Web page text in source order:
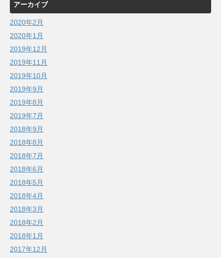
アーカイブ
2020年2月
2020年1月
2019年12月
2019年11月
2019年10月
2019年9月
2019年8月
2019年7月
2018年9月
2018年8月
2018年7月
2018年6月
2018年5月
2018年4月
2018年3月
2018年2月
2018年1月
2017年12月